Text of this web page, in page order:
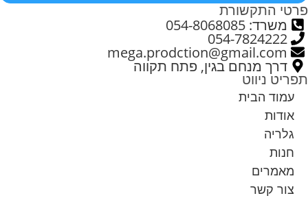
פרטי התקשורת
משרד: 054-8068085
054-7824222
mega.prodction@gmail.com
דרך מנחם בגין, פתח תקווה
תפריט ניווט
עמוד הבית
אודות
גלריה
חנות
מאמרים
צור קשר